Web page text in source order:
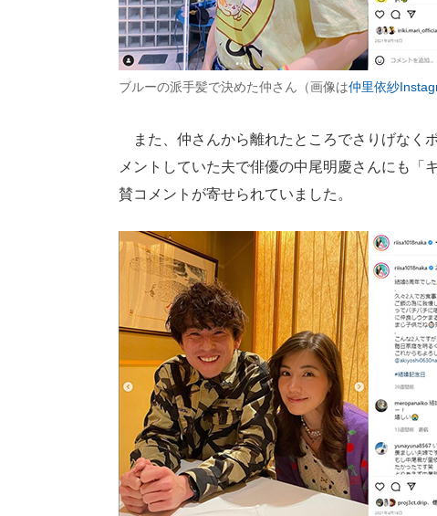
ブルーの派手髪で決めた仲さん（画像は仲里依紗
また、仲さんから離れたところでさりげなく
メントしていた夫で俳優の中尾明慶さんにも「
賛コメントが寄せられていました。